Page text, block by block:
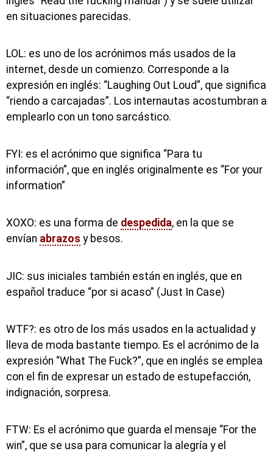
en situaciones parecidas.
LOL: es uno de los acrónimos más usados de la
internet, desde un comienzo. Corresponde a la
expresión en inglés: “Laughing Out Loud”, que significa
“riendo a carcajadas”. Los internautas acostumbran a
emplearlo con un tono sarcástico.
FYI: es el acrónimo que significa “Para tu
información”, que en inglés originalmente es “For your
information”
XOXO: es una forma de despedida, en la que se
envían abrazos y besos.
JIC: sus iniciales también están en inglés, que en
español traduce “por si acaso” (Just In Case)
WTF?: es otro de los más usados en la actualidad y
lleva de moda bastante tiempo. Es el acrónimo de la
expresión “What The Fuck?”, que en inglés se emplea
con el fin de expresar un estado de estupefacción,
indignación, sorpresa.
FTW: Es el acrónimo que guarda el mensaje “For the
win”, que se usa para comunicar la alegría y el